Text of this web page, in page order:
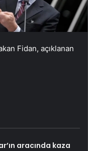
Fidan, açıklanan
aracında kaza